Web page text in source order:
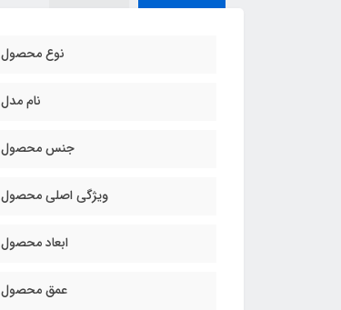
نوع محصول
نام مدل
جنس محصول
ویژگی اصلی محصول
ابعاد محصول
عمق محصول